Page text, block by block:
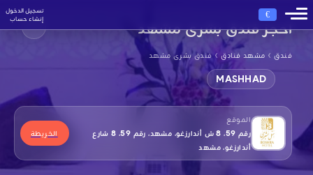
€
تسجيل الدخول
إنشاء حساب
احجز فندق بشرى مشهد
فندق › مشهد فنادق › فندق بشرى مشهد
MASHHAD
الموقع
رقم 59، 8 ش أندارزغو، مشهد، رقم 59، 8 شارع
أندارزغو، مشهد
الخريطة